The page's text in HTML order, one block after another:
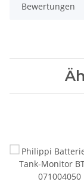
Bewertungen